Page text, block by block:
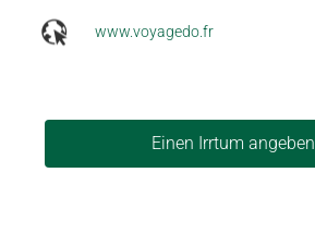
www.voyagedo.fr
Einen Irrtum angeben